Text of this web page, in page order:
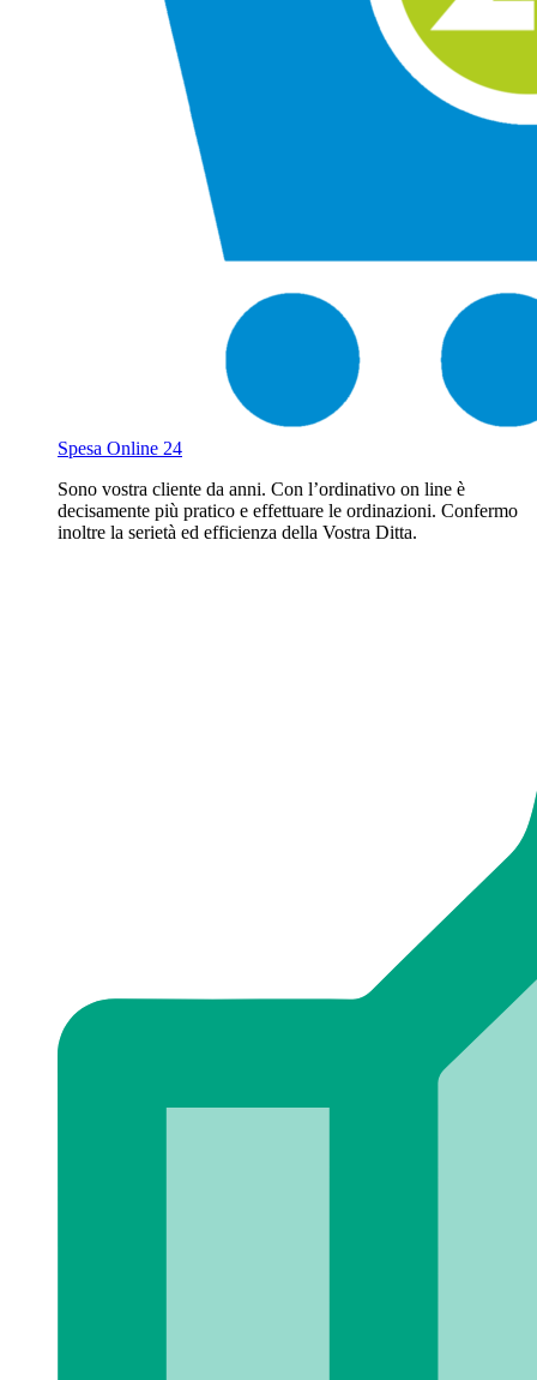
Spesa Online 24
Sono vostra cliente da anni. Con l’ordinativo on line è
decisamente più pratico e effettuare le ordinazioni. Confermo
inoltre la serietà ed efficienza della Vostra Ditta.